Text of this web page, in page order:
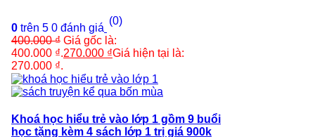
0 trên 5 0 đánh giá
(0)
400.000₫ Giá gốc là:
400.000 ₫.270.000 ₫Giá hiện tại là:
270.000 ₫.
Khoá học hiểu trẻ vào lớp 1 gồm 9 buổi
học tặng kèm 4 sách lớp 1 trị giá 900k